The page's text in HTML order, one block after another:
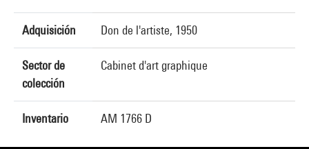
Adquisición Don de l'artiste, 1950
Sector de
colección
Cabinet d'art graphique
Inventario AM 1766 D